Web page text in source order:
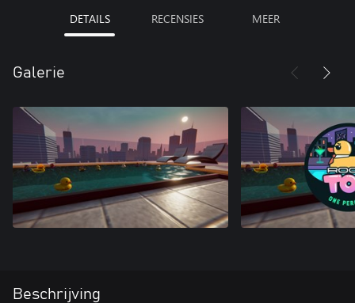
DETAILS RECENSIES MEER
Galerie
Beschrijving